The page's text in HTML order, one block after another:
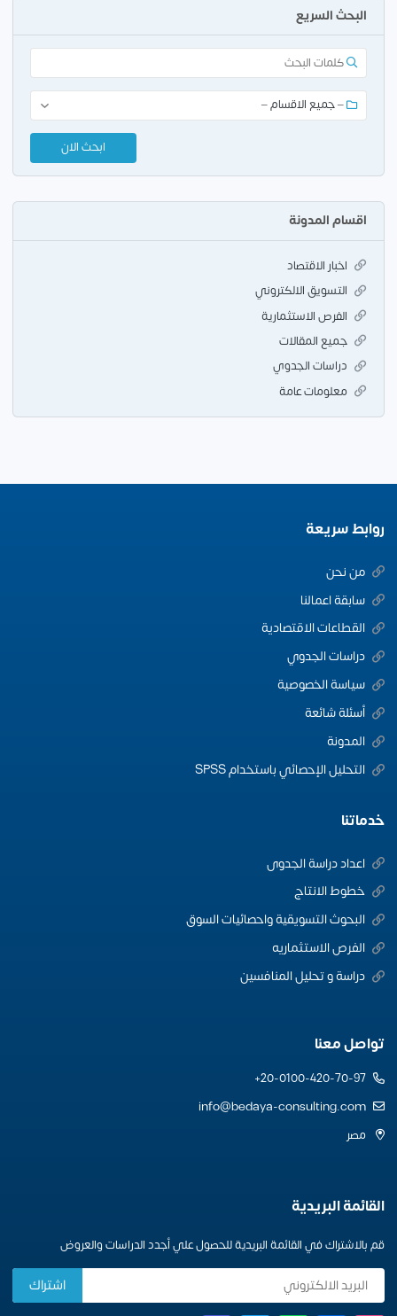
البحث السريع
اقسام المدونة
اخبار الاقتصاد
التسويق الالكتروني
الفرص الاستثمارية
جميع المقالات
دراسات الجدوي
معلومات عامة
روابط سريعة
من نحن
سابقة اعمالنا
القطاعات الاقتصادية
دراسات الجدوي
سياسة الخصوصية
أسئلة شائعة
المدونة
التحليل الإحصائي باستخدام SPSS
خدماتنا
اعداد دراسة الجدوى
خطوط الانتاج
البحوث التسويقية واحصائيات السوق
الفرص الاستثماريه
دراسة و تحليل المنافسين
تواصل معنا
20-0100-420-70-97+
info@bedaya-consulting.com
مصر
القائمة البريدية
قم بالاشتراك في القائمة البريدية للحصول علي أجدد الدراسات والعروض